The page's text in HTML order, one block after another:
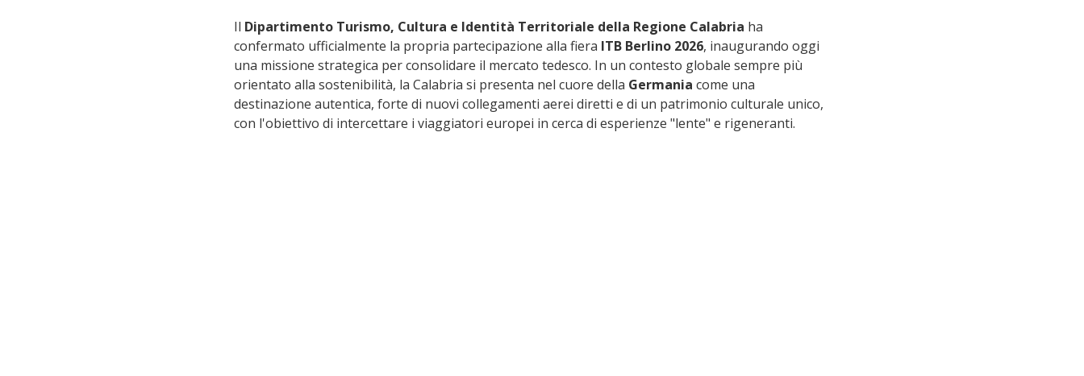
Il Dipartimento Turismo, Cultura e Identità Territoriale della Regione Calabria ha
confermato ufficialmente la propria partecipazione alla fiera ITB Berlino 2026, inaugurando oggi
una missione strategica per consolidare il mercato tedesco. In un contesto globale sempre più
orientato alla sostenibilità, la Calabria si presenta nel cuore della Germania come una
destinazione autentica, forte di nuovi collegamenti aerei diretti e di un patrimonio culturale unico,
con l'obiettivo di intercettare i viaggiatori europei in cerca di esperienze "lente" e rigeneranti.